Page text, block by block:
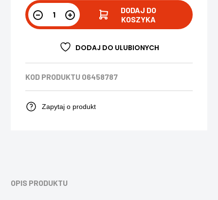
DODAJ DO
KOSZYKA
DODAJ DO ULUBIONYCH
KOD PRODUKTU 06458787
Zapytaj o produkt
OPIS PRODUKTU